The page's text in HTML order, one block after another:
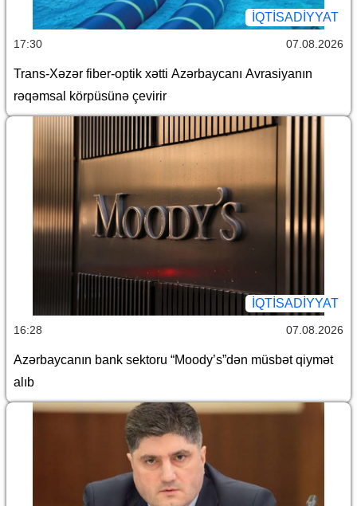
İQTİSADİYYAT
17:30 07.08.2026
Trans-Xəzər fiber-optik xətti Azərbaycanı Avrasiyanın
rəqəmsal körpüsünə çevirir
İQTİSADİYYAT
16:28 07.08.2026
Azərbaycanın bank sektoru “Moody’s”dən müsbət qiymət
alıb